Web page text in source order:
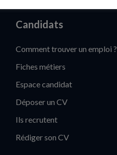
Candidats
Comment trouver un emploi ?
Fiches métiers
Espace candidat
Déposer un CV
Ils recrutent
Rédiger son CV